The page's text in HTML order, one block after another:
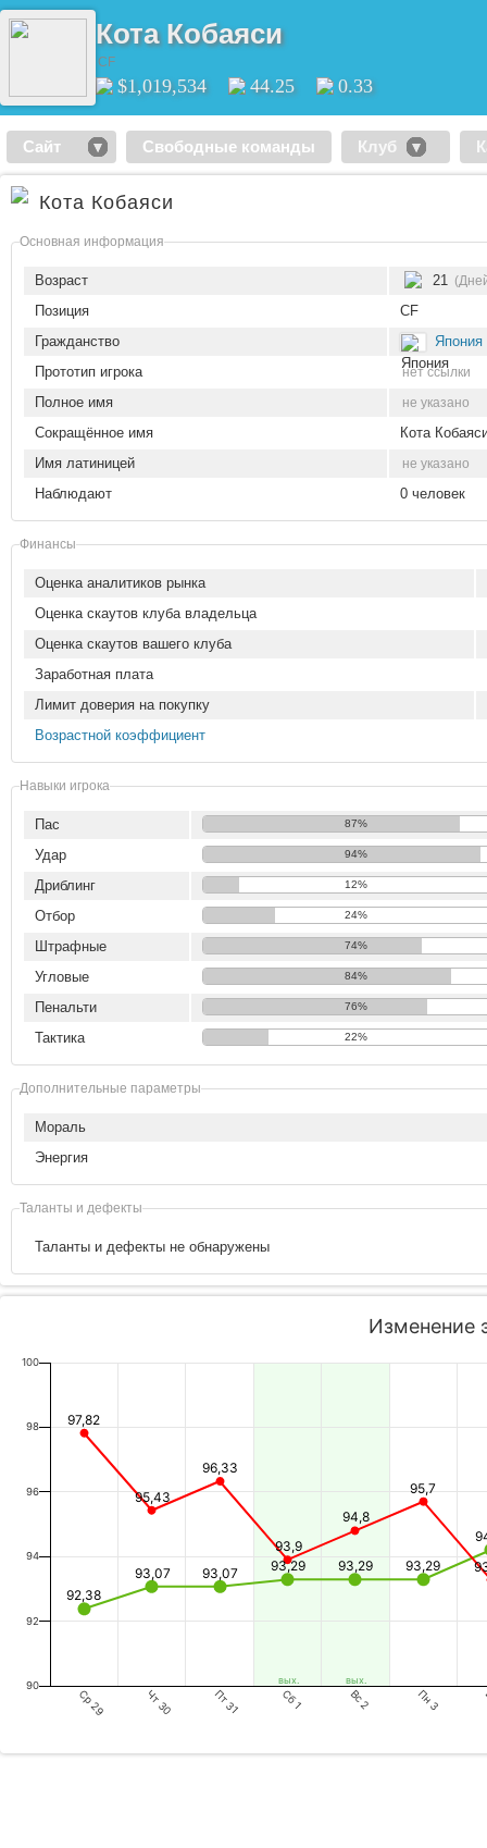
Кота Кобаяси
CF
$1,019,534 44.25 0.33
Сайт Свободные команды Клуб
Кота Кобаяси
Основная информация
Возраст 21
Позиция
CF
Гражданство
Япония
Прототип игрока
нет ссылки
Полное имя не указано
Сокращённое имя
Кота
Имя латиницей
не указано
Наблюдают 0 человек
Финансы
Оценка аналитиков рынка
Оценка скаутов клуба владельца
Оценка скаутов вашего клуба
Заработная плата
Лимит доверия на покупку
Возрастной коэффициент
Навыки игрока
Пас 87%
Удар 94%
Дриблинг 12%
Отбор 24%
Штрафные 74%
Угловые 84%
Пенальти 76%
Тактика 22%
Дополнительные параметры
Мораль
Энергия
Таланты и дефекты
Таланты и дефекты не обнаружены
вых. вых.
Изменение
92,38
93,07 93,07 93,29 93,29 93,29
97,82
95,43
96,33
93,9
94,8
95,7
Ср 29 Чт 30 Пт 31 Сб 1 Вс 2 Пн 3
90
92
94
96
98
100